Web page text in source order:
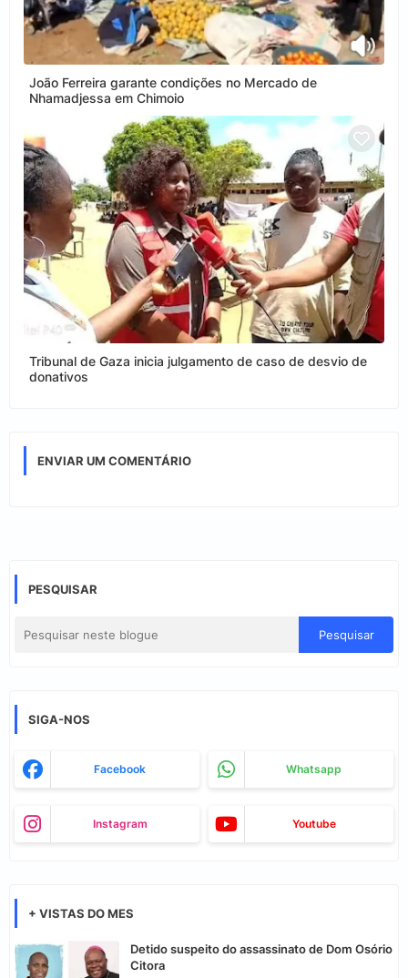
João Ferreira garante condições no Mercado de
Nhamadjessa em Chimoio
Tribunal de Gaza inicia julgamento de caso de desvio de
donativos
ENVIAR UM COMENTÁRIO
PESQUISAR
SIGA-NOS
Facebook Whatsapp
Instagram Youtube
+ VISTAS DO MES
Detido suspeito do assassinato de Dom Osório
Citora